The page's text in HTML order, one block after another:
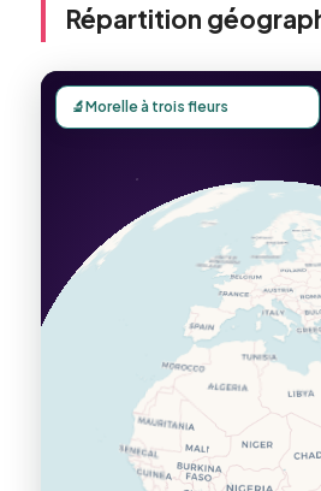
Répartition